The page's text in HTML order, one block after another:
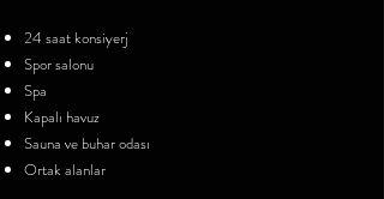
24 saat konsiyerj
Spor salonu
Spa
Kapalı havuz
Sauna ve buhar odası
Ortak alanlar